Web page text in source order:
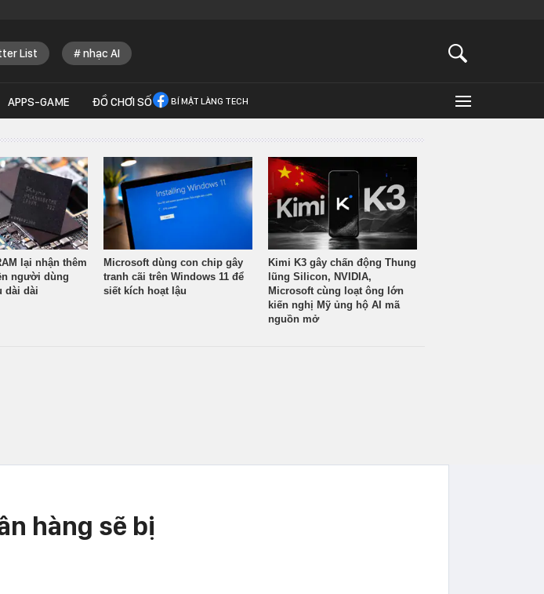
List nhạc AI
APPS-GAME ĐỒ CHƠI SỐ BÍ MẬT LÀNG TECH
lại nhận thêm
người dùng
dài dài
Microsoft dùng con chip gây
tranh cãi trên Windows 11 để
siết kích hoạt lậu
Kimi K3 gây chấn động Thung
lũng Silicon, NVIDIA,
Microsoft cùng loạt ông lớn
kiến nghị Mỹ ủng hộ AI mã
nguồn mở
hàng sẽ bị